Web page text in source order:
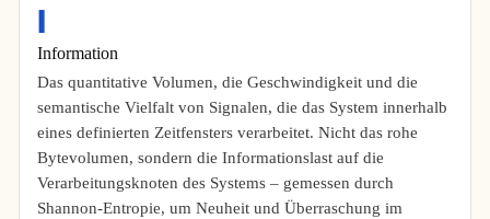
I
Information
Das quantitative Volumen, die Geschwindigkeit und die
semantische Vielfalt von Signalen, die das System innerhalb
eines definierten Zeitfensters verarbeitet. Nicht das rohe
Bytevolumen, sondern die Informationslast auf die
Verarbeitungsknoten des Systems – gemessen durch
Shannon-Entropie, um Neuheit und Überraschung im